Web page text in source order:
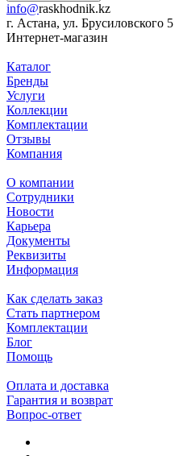
info@raskhodnik.kz
г. Астана, ул. Брусиловского 5
Интернет-магазин
Каталог
Бренды
Услуги
Коллекции
Комплектации
Отзывы
Компания
О компании
Сотрудники
Новости
Карьера
Документы
Реквизиты
Информация
Как сделать заказ
Стать партнером
Комплектации
Блог
Помощь
Оплата и доставка
Гарантия и возврат
Вопрос-ответ